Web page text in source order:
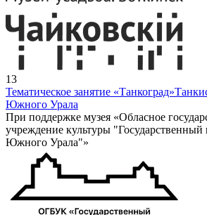
13
Тематическое занятие «Танкоград»
Южного Урала
При поддержке музея «Обласное
учреждение культуры "Государственный
Южного Урала"»